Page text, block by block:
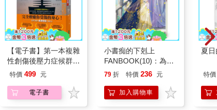
【電子書】第一本複雜
性創傷後壓力症候群自
我療癒聖經（長銷典
特價 499 元
電子書
小書痴的下剋上
FANBOOK(10)：為了
成為圖書管理員不擇手
79 折 特價 236 元
加入購物車
夏
特價